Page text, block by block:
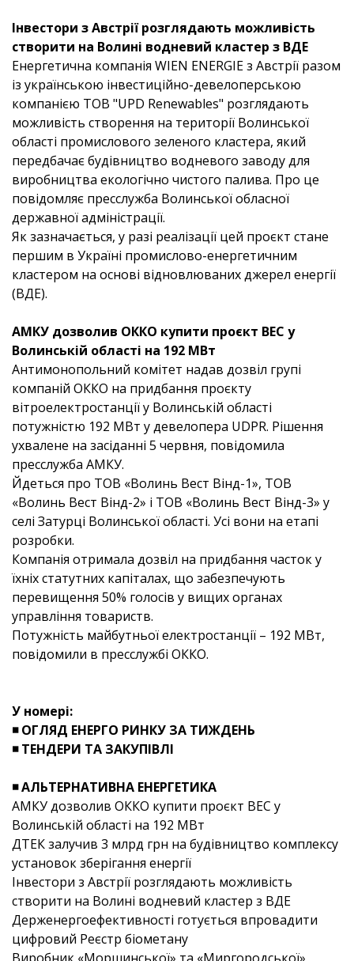
Інвестори з Австрії розглядають можливість
створити на Волині водневий кластер з ВДЕ
Енергетична компанія WIEN ENERGIE з Австрії разом
із українською інвестиційно-девелоперською
компанією ТОВ "UPD Renewables" розглядають
можливість створення на території Волинської
області промислового зеленого кластера, який
передбачає будівництво водневого заводу для
виробництва екологічно чистого палива. Про це
повідомляє пресслужба Волинської обласної
державної адміністрації.
Як зазначається, у разі реалізації цей проєкт стане
першим в Україні промислово-енергетичним
кластером на основі відновлюваних джерел енергії
(ВДЕ).
АМКУ дозволив ОККО купити проєкт ВЕС у
Волинській області на 192 МВт
Антимонопольний комітет надав дозвіл групі
компаній ОККО на придбання проєкту
вітроелектростанції у Волинській області
потужністю 192 МВт у девелопера UDPR. Рішення
ухвалене на засіданні 5 червня, повідомила
пресслужба АМКУ.
Йдеться про ТОВ «Волинь Вест Вінд-1», ТОВ
«Волинь Вест Вінд-2» і ТОВ «Волинь Вест Вінд-3» у
селі Затурці Волинської області. Усі вони на етапі
розробки.
Компанія отримала дозвіл на придбання часток у
їхніх статутних капіталах, що забезпечують
перевищення 50% голосів у вищих органах
управління товариств.
Потужність майбутньої електростанції – 192 МВт,
повідомили в пресслужбі ОККО.
У номері:
◾ ОГЛЯД ЕНЕРГО РИНКУ ЗА ТИЖДЕНЬ
◾ ТЕНДЕРИ ТА ЗАКУПІВЛІ
◾ АЛЬТЕРНАТИВНА ЕНЕРГЕТИКА
АМКУ дозволив ОККО купити проєкт ВЕС у
Волинській області на 192 МВт
ДТЕК залучив 3 млрд грн на будівництво комплексу
установок зберігання енергії
Інвестори з Австрії розглядають можливість
створити на Волині водневий кластер з ВДЕ
Держенергоефективності готується впровадити
цифровий Реєстр біометану